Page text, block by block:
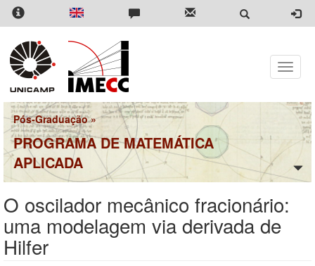
Pular
para
conteúdo
principal
Toggle
Pós-Graduação»
PROGRAMA DE MATEMÁTICA
APLICADA
O oscilador mecânico fracionário:
uma modelagem via derivada de
Hilfer